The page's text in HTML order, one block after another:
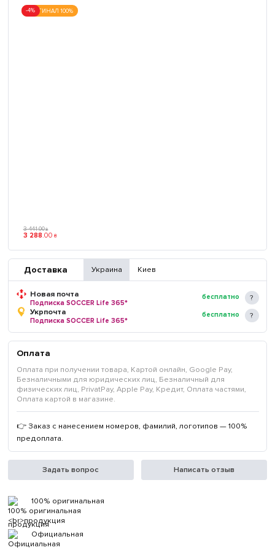
ОРИГИНАЛ 100%
-4%
3 441.00 ₴
3 288.00 ₴
Доставка Украина Киев
Новая почта
Подписка SOCCER Life 365*
бесплатно
Укрпочта
Подписка SOCCER Life 365*
бесплатно
Оплата
Оплата при получении товара, Картой онлайн, Google Pay,
Безналичными для юридических лиц, Безналичный для
физических лиц, PrivatPay, Apple Pay, Кредит, Оплата частями,
Оплата картой в магазине.
👉 Заказ с нанесением номеров, фамилий, логотипов — 100%
предоплата.
Задать вопрос Написать отзыв
100% оригинальная
продукция
Официальная